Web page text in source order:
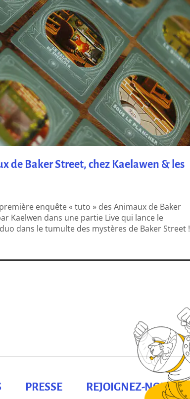
de Baker Street, chez Kaelawen & les
enquête « tuto » des Animaux de Baker
Kaelwen dans une partie Live qui lance le
dans le tumulte des mystères de Baker Street !
PRESSE REJOIGNEZ-NOUS !